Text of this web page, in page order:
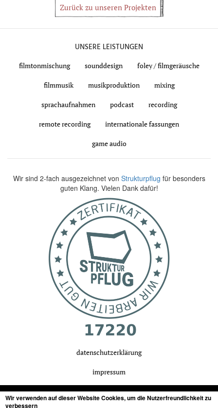
Zurück zu unseren Projekten
UNSERE LEISTUNGEN
filmtonmischung sounddesign foley / filmgeräusche
filmmusik musikproduktion mixing
sprachaufnahmen podcast recording
remote recording internationale fassungen
game audio
Wir sind 2-fach ausgezeichnet von Strukturpflug für besonders
guten Klang. Vielen Dank dafür!
datenschutzerklärung
impressum
Wir verwenden auf dieser Website Cookies, um die Nutzerfreundlichkeit zu
verbessern